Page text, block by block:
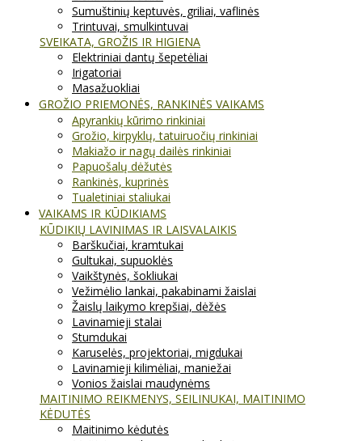
Sumuštinių keptuvės, griliai, vaflinės
Trintuvai, smulkintuvai
SVEIKATA, GROŽIS IR HIGIENA
Elektriniai dantų šepetėliai
Irigatoriai
Masažuokliai
GROŽIO PRIEMONĖS, RANKINĖS VAIKAMS
Apyrankių kūrimo rinkiniai
Grožio, kirpyklų, tatuiruočių rinkiniai
Makiažo ir nagų dailės rinkiniai
Papuošalų dėžutės
Rankinės, kuprinės
Tualetiniai staliukai
VAIKAMS IR KŪDIKIAMS
KŪDIKIŲ LAVINIMAS IR LAISVALAIKIS
Barškučiai, kramtukai
Gultukai, supuoklės
Vaikštynės, šokliukai
Vežimėlio lankai, pakabinami žaislai
Žaislų laikymo krepšiai, dėžės
Lavinamieji stalai
Stumdukai
Karuselės, projektoriai, migdukai
Lavinamieji kilimėliai, maniežai
Vonios žaislai maudynėms
MAITINIMO REIKMENYS, SEILINUKAI, MAITINIMO
KĖDUTĖS
Maitinimo kėdutės